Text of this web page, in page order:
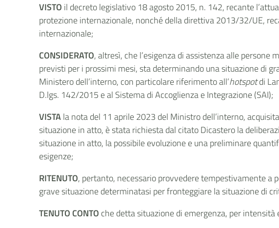
VISTO il decreto legislativo 18 agosto 2015, n. 142, recante
protezione internazionale, nonché della direttiva 2013/32/UE,
internazionale;
CONSIDERATO, altresì, che l’esigenza di assistenza alle
previsti per i prossimi mesi, sta determinando una situazione di
Ministero dell’interno, con particolare riferimento all’hotspotdi
D.lgs. 142/2015 e al Sistema di Accoglienza e Integrazione (SAI);
VISTAla nota del 11 aprile 2023 del Ministro dell’interno,
situazione in atto, è stata richiesta dal citato Dicastero la
situazione in atto, la possibile evoluzione e una preliminare
esigenze;
RITENUTO, pertanto, necessario provvedere tempestivamente
grave situazione determinatasi per fronteggiare la situazione di
TENUTO CONTO che detta situazione di emergenza, per